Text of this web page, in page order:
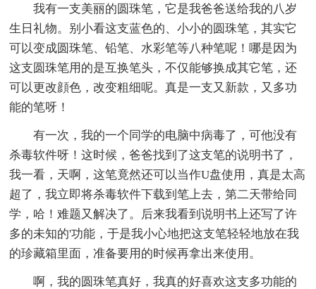
我有一支美丽的圆珠笔，它是我爸爸送给我的八岁
生日礼物。别小看这支蓝色的、小小的圆珠笔，其实它
可以变成圆珠笔、铅笔、水彩笔等八种笔呢！哪是因为
这支圆珠笔用的是互换笔头，不仅能够换成其它笔，还
可以更改顔色，改变粗细呢。真是一支又新款，又多功
能的笔呀！
有一次，我的一个同学的电脑中病毒了，可他没有
杀毒软件呀！这时候，爸爸找到了这支笔的说明书了，
我一看，天啊，这笔竟然还可以当作U盘使用，真是太高
超了，我立即将杀毒软件下载到笔上去，第二天带给同
学，哈！难题又解决了。后来我看到说明书上还写了许
多的未知的'功能，于是我小心地把这支笔轻轻地放在我
的珍藏箱里面，准备要用的时候再拿出来使用。
啊，我的圆珠笔真好，我真的好喜欢这支多功能的